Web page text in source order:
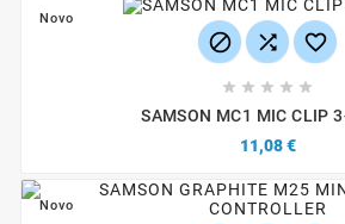
Novo
  
    
SAMSON MC1 MIC CLIP
11,08 €
Novo